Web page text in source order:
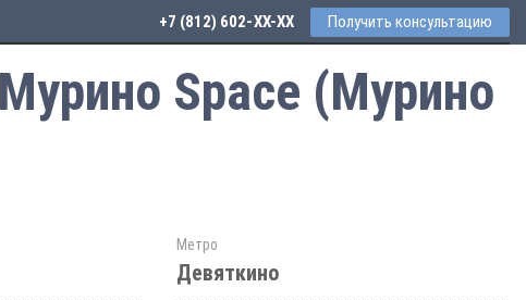
+7 (812) 602-44-77 Получить консультацию
Space (Мурино
Метро
Девяткино